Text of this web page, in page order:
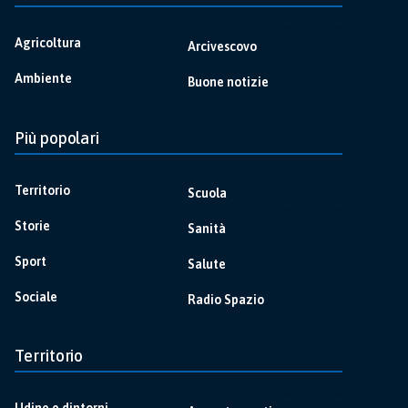
Agricoltura
Ambiente
Arcivescovo
Buone notizie
Più popolari
Territorio
Storie
Sport
Sociale
Scuola
Sanità
Salute
Radio Spazio
Territorio